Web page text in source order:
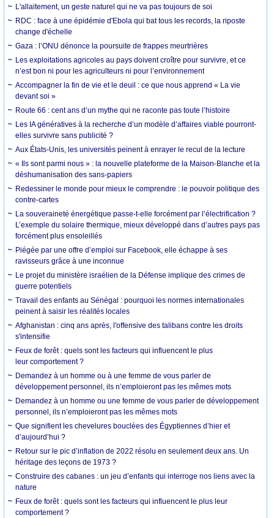
L'allaitement, un geste naturel qui ne va pas toujours de soi
RDC : face à une épidémie d'Ebola qui bat tous les records, la riposte
change d'échelle
Gaza : l’ONU dénonce la poursuite de frappes meurtrières
Les exploitations agricoles au pays doivent croître pour survivre, et ce
n’est bon ni pour les agriculteurs ni pour l’environnement
Accompagner la fin de vie et le deuil : ce que nous apprend « La vie
devant soi »
Route 66 : cent ans d’un mythe qui ne raconte pas toute l’histoire
Les IA génératives à la recherche d’un modèle d’affaires viable pourront-
elles survivre sans publicité ?
Aux États-Unis, les universités peinent à enrayer le recul de la lecture
« Ils sont parmi nous » : la nouvelle plateforme de la Maison-Blanche et la
déshumanisation des sans-papiers
Redessiner le monde pour mieux le comprendre : le pouvoir politique des
contre-cartes
La souveraineté énergétique passe-t-elle forcément par l’électrification ?
L’exemple du solaire thermique, mieux développé dans d’autres pays pas
forcément plus ensoleillés
Piégée par une offre d’emploi sur Facebook, elle échappe à ses
ravisseurs grâce à une inconnue
Le projet du ministère israélien de la Défense implique des crimes de
guerre potentiels
Travail des enfants au Sénégal : pourquoi les normes internationales
peinent à saisir les réalités locales
Afghanistan : cinq ans après, l'offensive des talibans contre les droits
s'intensifie
Feux de forêt : quels sont les facteurs qui influencent le plus
leur comportement ?
Demandez à un homme ou à une femme de vous parler de
développement personnel, ils n’emploieront pas les mêmes mots
Demandez à un homme ou une femme de vous parler de développement
personnel, ils n’emploieront pas les mêmes mots
Que signifient les chevelures bouclées des Égyptiennes d’hier et
d’aujourd’hui ?
Retour sur le pic d’inflation de 2022 résolu en seulement deux ans. Un
héritage des leçons de 1973 ?
Construire des cabanes : un jeu d’enfants qui interroge nos liens avec la
nature
Feux de forêt : quels sont les facteurs qui influencent le plus leur
comportement ?